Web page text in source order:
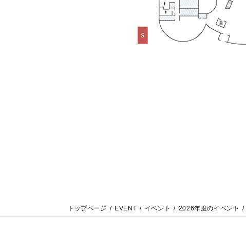
トップページ EVENT イベント 2026年度のイベント